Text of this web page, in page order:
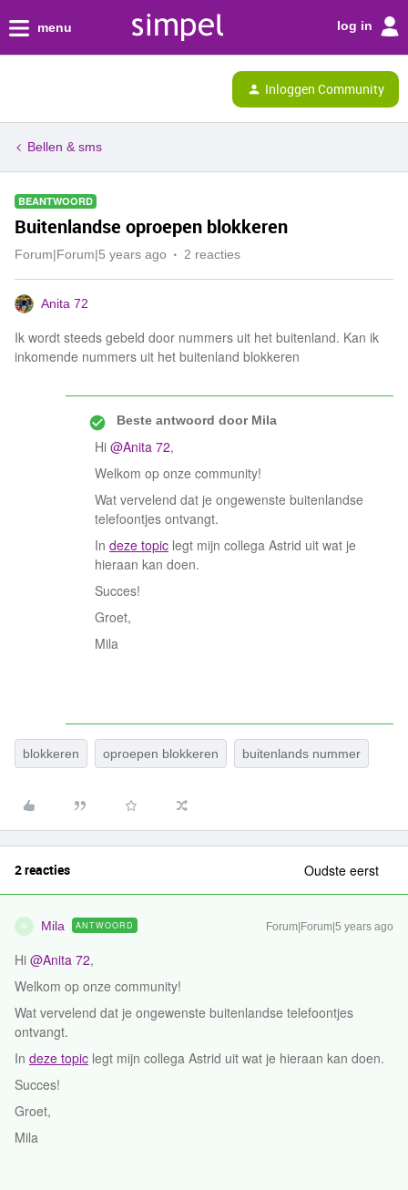
menu log in
Inloggen Community
Bellen & sms
BEANTWOORD
Buitenlandse oproepen blokkeren
Forum|Forum|5 years ago 2 reacties
Anita 72
Ik wordt steeds gebeld door nummers uit het buitenland. Kan ik
inkomende nummers uit het buitenland blokkeren
Beste antwoord doorMila
Hi @Anita 72,
Welkom op onze community!
Wat vervelend dat je ongewenste buitenlandse
telefoontjes ontvangt.
In deze topic legt mijn collega Astrid uit wat je
hieraan kan doen.
Succes!
Groet,
Mila
blokkeren oproepen blokkeren buitenlands nummer
2 reacties Oudste eerst
M Mila ANTWOORD Forum|Forum|5 years ago
Hi @Anita 72,
Welkom op onze community!
Wat vervelend dat je ongewenste buitenlandse telefoontjes
ontvangt.
In deze topic legt mijn collega Astrid uit wat je hieraan kan doen.
Succes!
Groet,
Mila